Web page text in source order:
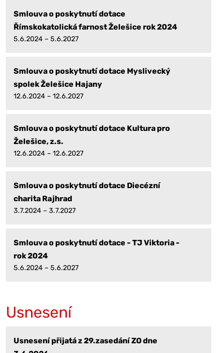
Smlouva o poskytnutí dotace
Římskokatolická farnost Želešice rok 2024
5.6.2024 – 5.6.2027
Smlouva o poskytnutí dotace Myslivecký
spolek Želešice Hajany
12.6.2024 – 12.6.2027
Smlouva o poskytnutí dotace Kultura pro
Želešice, z.s.
12.6.2024 – 12.6.2027
Smlouva o poskytnutí dotace Diecézní
charita Rajhrad
3.7.2024 – 3.7.2027
Smlouva o poskytnutí dotace - TJ Viktoria -
rok 2024
5.6.2024 – 5.6.2027
Usnesení
Usnesení přijatá z 29.zasedání ZO dne